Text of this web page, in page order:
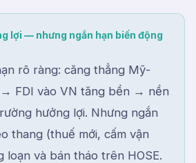
lợi — nhưng ngắn hạn biến động
rõ ràng: căng thẳng Mỹ-
FDI vào VN tăng bền → nền
hưởng lợi. Nhưng ngắn
thang (thuế mới, cấm vận
loạn và bán tháo trên HOSE.